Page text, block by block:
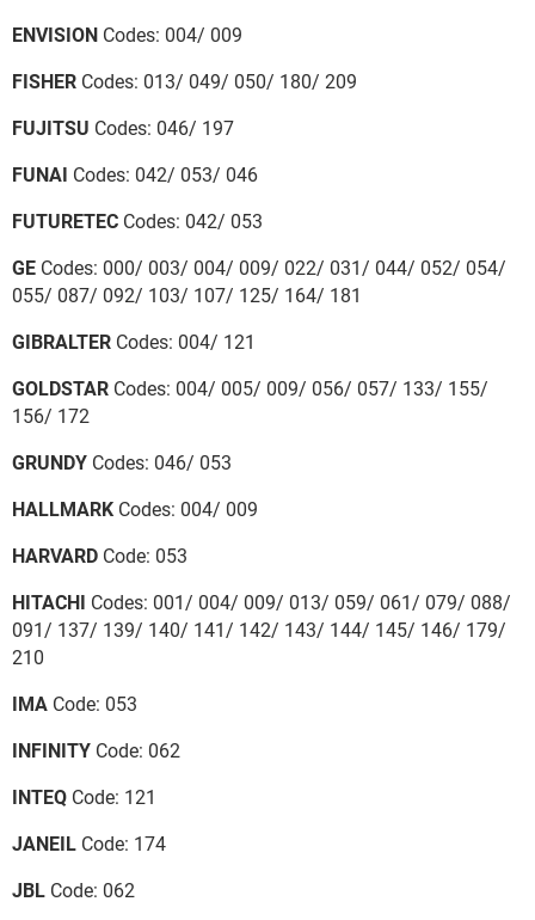
ENVISION Codes: 004/ 009
FISHER Codes: 013/ 049/ 050/ 180/ 209
FUJITSU Codes: 046/ 197
FUNAI Codes: 042/ 053/ 046
FUTURETEC Codes: 042/ 053
GE Codes: 000/ 003/ 004/ 009/ 022/ 031/ 044/ 052/ 054/
055/ 087/ 092/ 103/ 107/ 125/ 164/ 181
GIBRALTER Codes: 004/ 121
GOLDSTAR Codes: 004/ 005/ 009/ 056/ 057/ 133/ 155/
156/ 172
GRUNDY Codes: 046/ 053
HALLMARK Codes: 004/ 009
HARVARD Code: 053
HITACHI Codes: 001/ 004/ 009/ 013/ 059/ 061/ 079/ 088/
091/ 137/ 139/ 140/ 141/ 142/ 143/ 144/ 145/ 146/ 179/
210
IMA Code: 053
INFINITY Code: 062
INTEQ Code: 121
JANEIL Code: 174
JBL Code: 062